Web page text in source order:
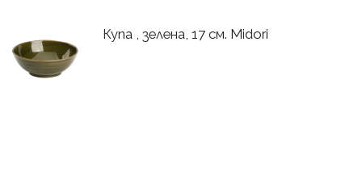
Купа , зелена, 17 см. Midori